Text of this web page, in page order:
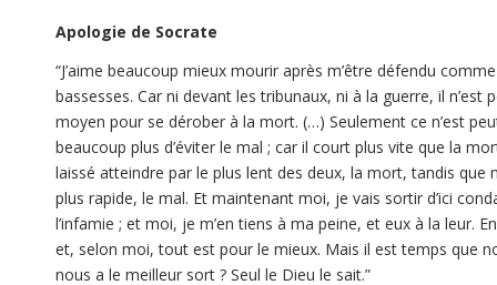
Apologie de Socrate
“J’aime beaucoup mieux mourir après m’être défendu
bassesses. Car ni devant les tribunaux, ni à la guerre, il
moyen pour se dérober à la mort. (…) Seulement ce n’est
beaucoup plus d’éviter le mal ; car il court plus vite que la
laissé atteindre par le plus lent des deux, la mort, tandis
plus rapide, le mal. Et maintenant moi, je vais sortir d’ici
l’infamie ; et moi, je m’en tiens à ma peine, et eux à la leur.
et, selon moi, tout est pour le mieux. Mais il est temps que
nous a le meilleur sort ? Seul le Dieu le sait.”